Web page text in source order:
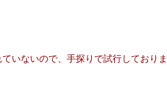
いないので、手探りで試行しており